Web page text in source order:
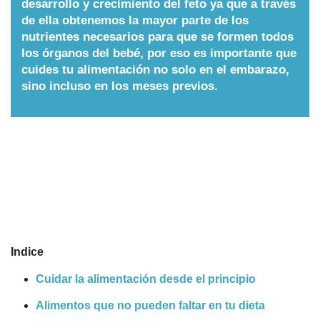
Nombres
Cuentos
desarrollo y crecimiento del feto ya que a través
de ella obtenemos la mayor parte de los
nutrientes necesarios para que se formen todos
los órganos del bebé, por eso es importante que
cuides tu alimentación no solo en el embarazo,
sino incluso en los meses previos.
Indice
Cuidar la alimentación desde el principio
Alimentos que no pueden faltar en tu dieta